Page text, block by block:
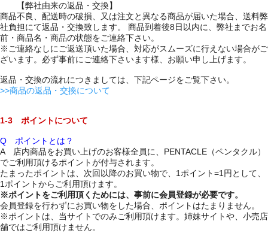
【弊社由来の返品・交換】
商品不良、配送時の破損、又は注文と異なる商品が届いた場合、送料弊
社負担にて返品・交換致します。 商品到着後8日以内に、弊社までお名
前・商品名・商品の状態をご連絡下さい。
※ご連絡なしにご返送頂いた場合、対応がスムーズに行えない場合がご
ざいます。必ず事前にご連絡下さいます様、お願い申し上げます。
返品・交換の流れにつきましては、下記ページをご覧下さい。
>>商品の返品・交換について
1-3 ポイントについて
Q ポイントとは？
A 店内商品をお買い上げのお客様全員に、PENTACLE（ペンタクル）
でご利用頂けるポイントが付与されます。
たまったポイントは、次回以降のお買い物で、1ポイント=1円として、
1ポイントからご利用頂けます。
※ポイントをご利用頂くためには、事前に会員登録が必要です。
会員登録を行わずにお買い物をした場合、ポイントはたまりません。
※ポイントは、当サイトでのみご利用頂けます。姉妹サイトや、小売店
舗ではご利用頂けません。